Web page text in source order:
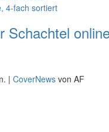
4-fach sortiert
Schachtel
| CoverNews von AF